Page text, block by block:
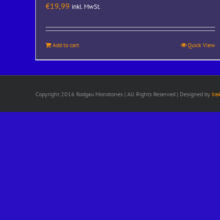
€19,99 inkl. MwSt.
Add to cart Quick View
Copyright 2016 Rodgau Monotones | All Rights Reserved | Designed by